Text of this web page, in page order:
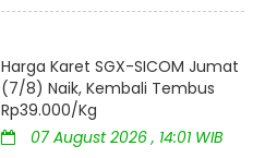
Harga Karet SGX-SICOM Jumat
(7/8) Naik, Kembali Tembus
Rp39.000/Kg
07 August 2026 , 14:01 WIB